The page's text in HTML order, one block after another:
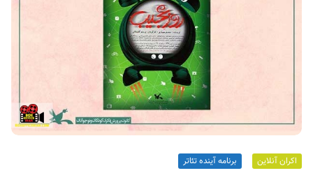
اکران آنلاین برنامه آینده تئاتر